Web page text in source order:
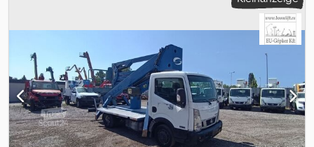
Kofferaufbau+Ladebordwand Djdpfxezn Exrs Aiysck * Euro 6 *
Koffer Innenlänge: 5,65 m * Koffer Innenbreite: 2,07 m * Koffer
Innenhöhe: 2,28 (Eingang) 2,38 m (Innen) * Eigengewicht: 4500 kg
- Gesamtgewicht: 7490 kg * Nutzlast: 2915 kg - Radstand:
1660/1632 mm * Hubraum: 4462 ccm - Leistung: 135 * Alle
Angaben ohne Gewähr * Irrtum und Zwischenverkauf
Vorbehalten * Interne Nummer: 6